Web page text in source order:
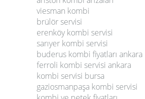
viesman kombi
brülör servisi
erenköy kombi servisi
sarıyer kombi servisi
buderus kombi fiyatları ankara
ferroli kombi servisi ankara
kombi servisi bursa
gaziosmanpaşa kombi servisi